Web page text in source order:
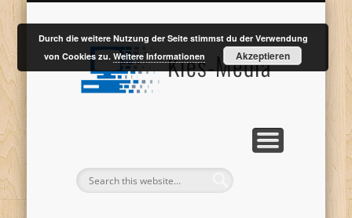
Kies-Media
Durch die weitere Nutzung der Seite stimmst du der Verwendung
von Cookies zu.Weitere Informationen Akzeptieren